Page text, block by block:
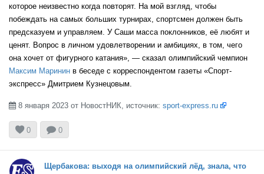
GER
CZE
которое неизвестно когда повторят. На мой взгляд, чтобы
побеждать на самых больших турнирах, спортсмен должен быть
предсказуем и управляем. У Саши масса поклонников, её любят и
ценят. Вопрос в личном удовлетворении и амбициях, в том, чего
она хочет от фигурного катания», — сказал олимпийский чемпион
Максим Маринин в беседе с корреспондентом газеты «Спорт-
экспресс» Дмитрием Кузнецовым.
 8 января 2023 от НовостНИК, источник: sport-express.ru
0  0
Щербакова: выходя на олимпийский лёд, знала, что